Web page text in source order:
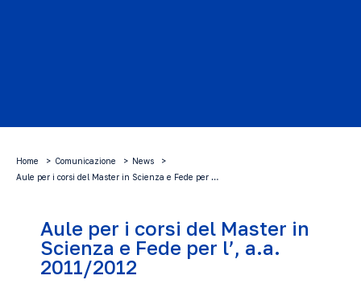
Home Comunicazione
News
Aule per i corsi del Master in Scienza e Fede per …
Aule per i corsi del Master in
Scienza e Fede per l’, a.a.
2011/2012